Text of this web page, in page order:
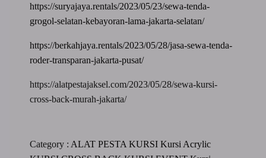
https://suryajaya.rentals/2023/05/23/sewa-tenda-
grogol-selatan-kebayoran-lama-jakarta-selatan/
https://berkahjaya.rentals/2023/05/28/jasa-sewa-tenda-
roder-transparan-jakarta-pusat/
https://alatpestajaksel.com/2023/05/28/sewa-kursi-
cross-back-murah-jakarta/
Category : ALAT PESTAKURSIKursi Acrylic